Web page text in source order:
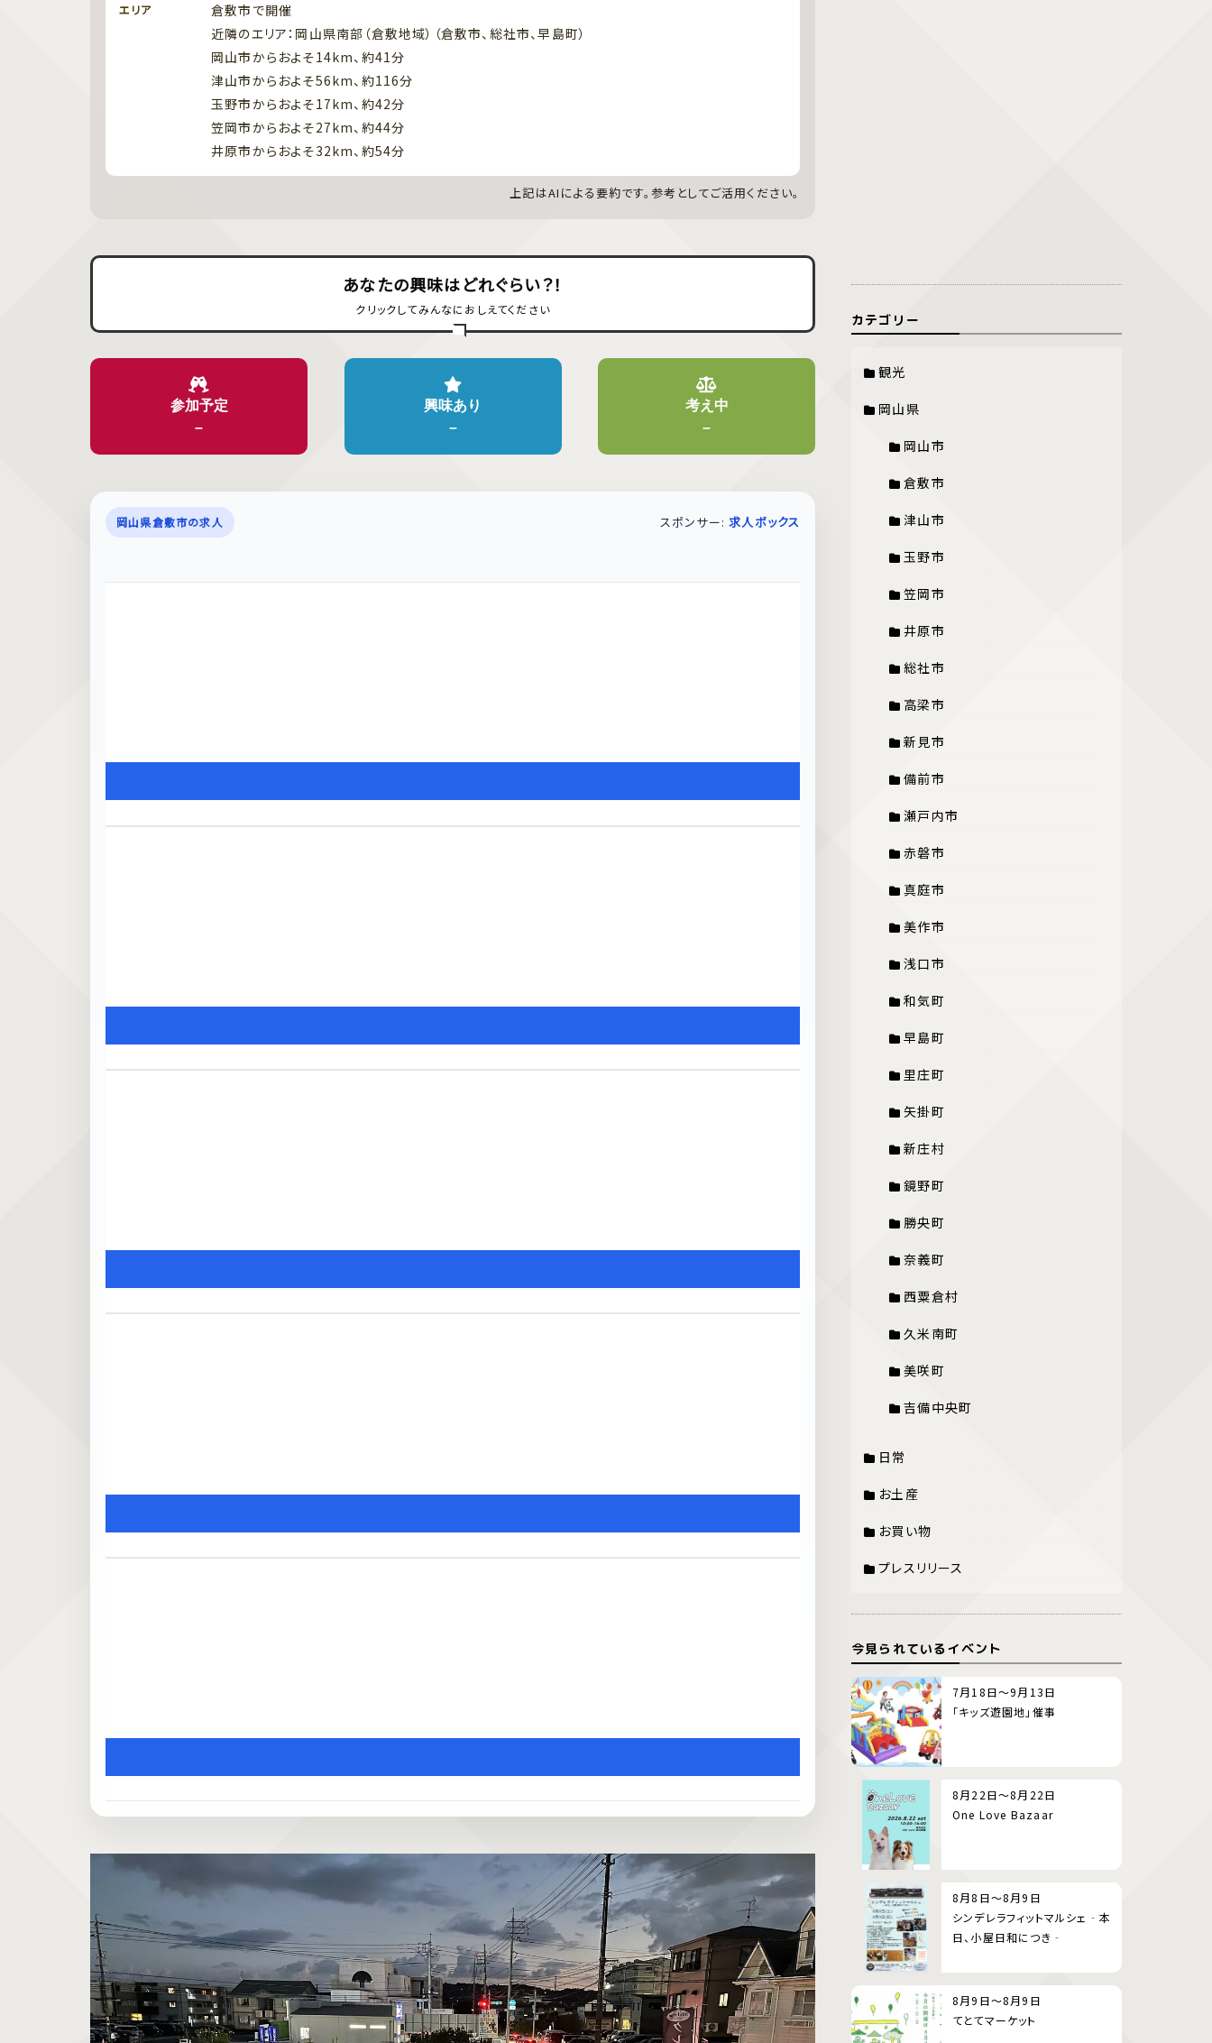
エリア
倉敷市で開催
近隣のエリア：岡山県南部（倉敷地域）（倉敷市、総社市、早島町）
岡山市からおよそ14km、約41分
津山市からおよそ56km、約116分
玉野市からおよそ17km、約42分
笠岡市からおよそ27km、約44分
井原市からおよそ32km、約54分
上記はAIによる要約です。参考としてご活用ください。
あなたの興味はどれぐらい？！
クリックしてみんなにおしえてください
参加予定
–
興味あり
–
考え中
–
岡山県倉敷市の求人 スポンサー:求人ボックス
カテゴリー
観光
岡山県
岡山市
倉敷市
津山市
玉野市
笠岡市
井原市
総社市
高梁市
新見市
備前市
瀬戸内市
赤磐市
真庭市
美作市
浅口市
和気町
早島町
里庄町
矢掛町
新庄村
鏡野町
勝央町
奈義町
西粟倉村
久米南町
美咲町
吉備中央町
日常
お土産
お買い物
プレスリリース
今見られているイベント
7月18日～9月13日
「キッズ遊園地」催事
8月22日～8月22日
One Love Bazaar
8月8日～8月9日
シンデレラフィットマルシェ‐本
日、小屋日和につき‐
8月9日～8月9日
てとてマーケット